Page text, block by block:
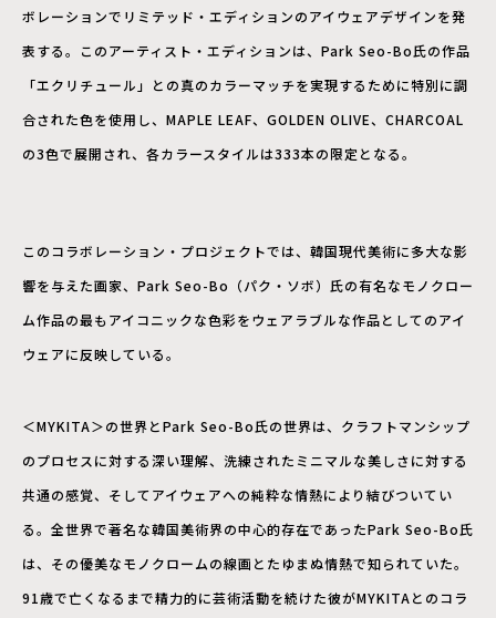
ボレーションでリミテッド・エディションのアイウェアデザインを発
表する。このアーティスト・エディションは、Park Seo-Bo氏の作品
「エクリチュール」との真のカラーマッチを実現するために特別に調
合された色を使用し、MAPLE LEAF、GOLDEN OLIVE、CHARCOAL
の3色で展開され、各カラースタイルは333本の限定となる。
このコラボレーション・プロジェクトでは、韓国現代美術に多大な影
響を与えた画家、Park Seo-Bo（パク・ソボ）氏の有名なモノクロー
ム作品の最もアイコニックな色彩をウェアラブルな作品としてのアイ
ウェアに反映している。
＜MYKITA＞の世界とPark Seo-Bo氏の世界は、クラフトマンシップ
のプロセスに対する深い理解、洗練されたミニマルな美しさに対する
共通の感覚、そしてアイウェアへの純粋な情熱により結びついてい
る。全世界で著名な韓国美術界の中心的存在であったPark Seo-Bo氏
は、その優美なモノクロームの線画とたゆまぬ情熱で知られていた。
91歳で亡くなるまで精力的に芸術活動を続けた彼がMYKITAとのコラ